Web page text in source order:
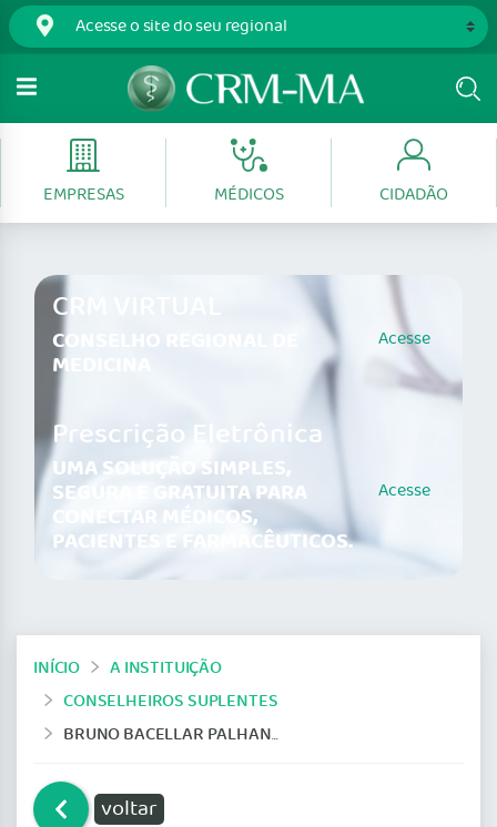
EMPRESAS MÉDICOS CIDADÃO
CRM VIRTUAL
CONSELHO REGIONAL DE
MEDICINA
Acesse
Prescrição Eletrônica
UMA SOLUÇÃO SIMPLES,
SEGURA E GRATUITA PARA
CONECTAR MÉDICOS,
PACIENTES E FARMACÊUTICOS.
Acesse
INÍCIO
A INSTITUIÇÃO
CONSELHEIROS SUPLENTES
BRUNO BACELLAR PALHANO
voltar